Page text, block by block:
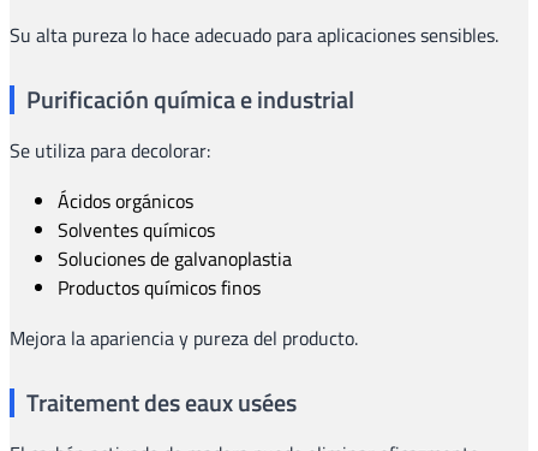
Su alta pureza lo hace adecuado para aplicaciones sensibles.
Purificación química e industrial
Se utiliza para decolorar:
Ácidos orgánicos
Solventes químicos
Soluciones de galvanoplastia
Productos químicos finos
Mejora la apariencia y pureza del producto.
Traitement des eaux usées